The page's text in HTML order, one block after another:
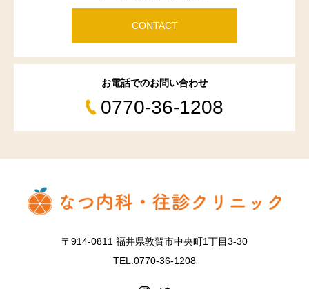
CONTACT
お電話でのお問い合わせ
0770-36-1208
〒914-0811 福井県敦賀市中央町1丁目3-30
TEL.0770-36-1208